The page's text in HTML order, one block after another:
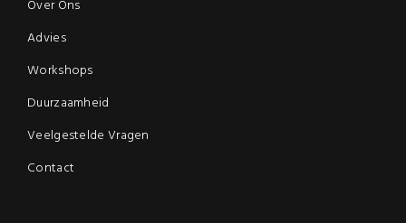
Over Ons
Advies
Workshops
Duurzaamheid
Veelgestelde Vragen
Contact